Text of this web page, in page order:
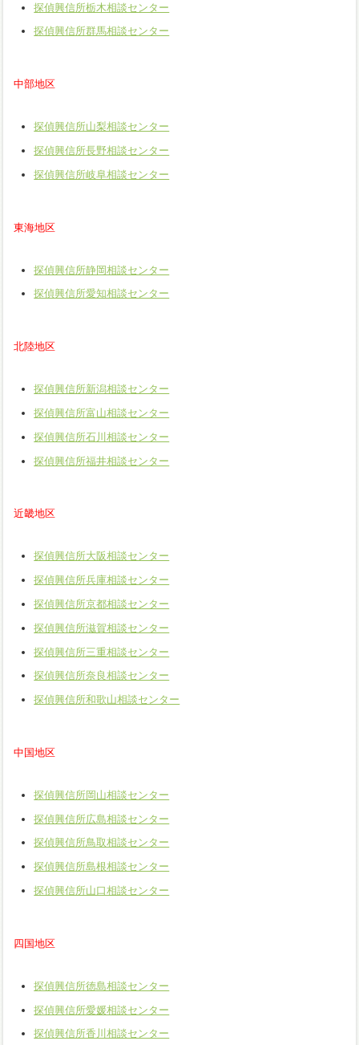
探偵興信所栃木相談センター
探偵興信所群馬相談センター
中部地区
探偵興信所山梨相談センター
探偵興信所長野相談センター
探偵興信所岐阜相談センター
東海地区
探偵興信所静岡相談センター
探偵興信所愛知相談センター
北陸地区
探偵興信所新潟相談センター
探偵興信所富山相談センター
探偵興信所石川相談センター
探偵興信所福井相談センター
近畿地区
探偵興信所大阪相談センター
探偵興信所兵庫相談センター
探偵興信所京都相談センター
探偵興信所滋賀相談センター
探偵興信所三重相談センター
探偵興信所奈良相談センター
探偵興信所和歌山相談センター
中国地区
探偵興信所岡山相談センター
探偵興信所広島相談センター
探偵興信所鳥取相談センター
探偵興信所島根相談センター
探偵興信所山口相談センター
四国地区
探偵興信所徳島相談センター
探偵興信所愛媛相談センター
探偵興信所香川相談センター